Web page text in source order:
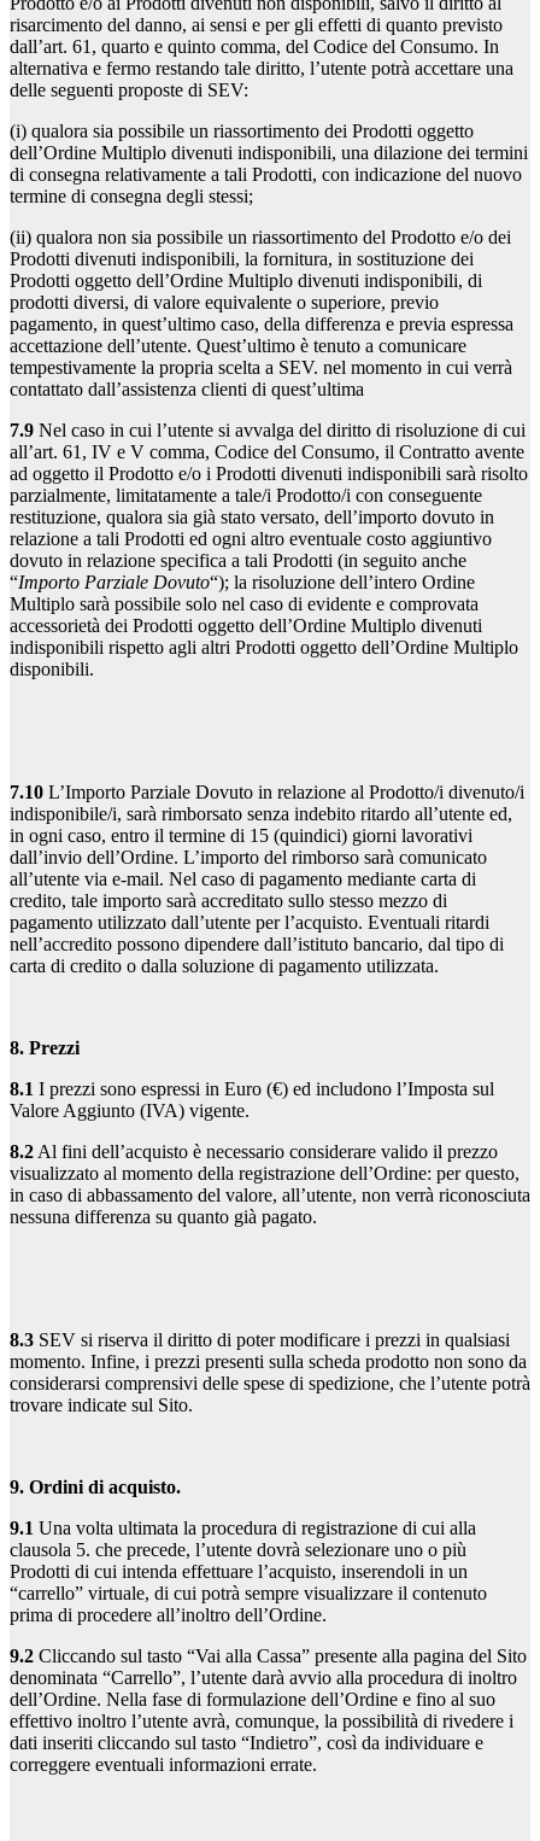
risarcimento del danno, ai sensi e per gli effetti di quanto previsto
dall’art. 61, quarto e quinto comma, del Codice del Consumo. In
alternativa e fermo restando tale diritto, l’utente potrà accettare una
delle seguenti proposte di SEV:
(i) qualora sia possibile un riassortimento dei Prodotti oggetto
dell’Ordine Multiplo divenuti indisponibili, una dilazione dei termini
di consegna relativamente a tali Prodotti, con indicazione del nuovo
termine di consegna degli stessi;
(ii) qualora non sia possibile un riassortimento del Prodotto e/o dei
Prodotti divenuti indisponibili, la fornitura, in sostituzione dei
Prodotti oggetto dell’Ordine Multiplo divenuti indisponibili, di
prodotti diversi, di valore equivalente o superiore, previo
pagamento, in quest’ultimo caso, della differenza e previa espressa
accettazione dell’utente. Quest’ultimo è tenuto a comunicare
tempestivamente la propria scelta a SEV. nel momento in cui verrà
contattato dall’assistenza clienti di quest’ultima
7.9 Nel caso in cui l’utente si avvalga del diritto di risoluzione di cui
all’art. 61, IV e V comma, Codice del Consumo, il Contratto avente
ad oggetto il Prodotto e/o i Prodotti divenuti indisponibili sarà risolto
parzialmente, limitatamente a tale/i Prodotto/i con conseguente
restituzione, qualora sia già stato versato, dell’importo dovuto in
relazione a tali Prodotti ed ogni altro eventuale costo aggiuntivo
dovuto in relazione specifica a tali Prodotti (in seguito anche
“Importo Parziale Dovuto“); la risoluzione dell’intero Ordine
Multiplo sarà possibile solo nel caso di evidente e comprovata
accessorietà dei Prodotti oggetto dell’Ordine Multiplo divenuti
indisponibili rispetto agli altri Prodotti oggetto dell’Ordine Multiplo
disponibili.
7.10 L’Importo Parziale Dovuto in relazione al Prodotto/i divenuto/i
indisponibile/i, sarà rimborsato senza indebito ritardo all’utente ed,
in ogni caso, entro il termine di 15 (quindici) giorni lavorativi
dall’invio dell’Ordine. L’importo del rimborso sarà comunicato
all’utente via e-mail. Nel caso di pagamento mediante carta di
credito, tale importo sarà accreditato sullo stesso mezzo di
pagamento utilizzato dall’utente per l’acquisto. Eventuali ritardi
nell’accredito possono dipendere dall’istituto bancario, dal tipo di
carta di credito o dalla soluzione di pagamento utilizzata.
8. Prezzi
8.1 I prezzi sono espressi in Euro (€) ed includono l’Imposta sul
Valore Aggiunto (IVA) vigente.
8.2Al fini dell’acquisto è necessario considerare valido il prezzo
visualizzato al momento della registrazione dell’Ordine: per questo,
in caso di abbassamento del valore, all’utente, non verrà riconosciuta
nessuna differenza su quanto già pagato.
8.3 SEV si riserva il diritto di poter modificare i prezzi in qualsiasi
momento. Infine, i prezzi presenti sulla scheda prodotto non sono da
considerarsi comprensivi delle spese di spedizione, che l’utente potrà
trovare indicate sul Sito.
9. Ordini di acquisto.
9.1 Una volta ultimata la procedura di registrazione di cui alla
clausola 5. che precede, l’utente dovrà selezionare uno o più
Prodotti di cui intenda effettuare l’acquisto, inserendoli in un
“carrello” virtuale, di cui potrà sempre visualizzare il contenuto
prima di procedere all’inoltro dell’Ordine.
9.2 Cliccando sul tasto “Vai alla Cassa” presente alla pagina del Sito
denominata “Carrello”, l’utente darà avvio alla procedura di inoltro
dell’Ordine. Nella fase di formulazione dell’Ordine e fino al suo
effettivo inoltro l’utente avrà, comunque, la possibilità di rivedere i
dati inseriti cliccando sul tasto “Indietro”, così da individuare e
correggere eventuali informazioni errate.